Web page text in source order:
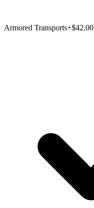
Armored Transports+$42.00